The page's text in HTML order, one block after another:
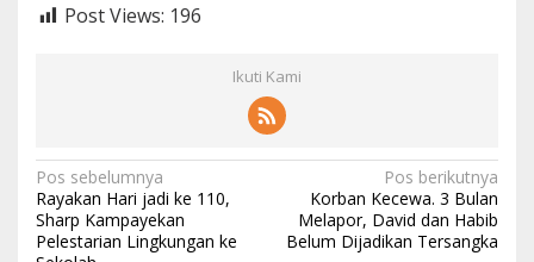
Post Views: 196
Ikuti Kami
N
a
v
Pos sebelumnya
Rayakan Hari jadi ke 110,
Sharp Kampayekan
Pelestarian Lingkungan ke
Pos berikutnya
Korban Kecewa. 3 Bulan
Melapor, David dan Habib
Belum Dijadikan Tersangka